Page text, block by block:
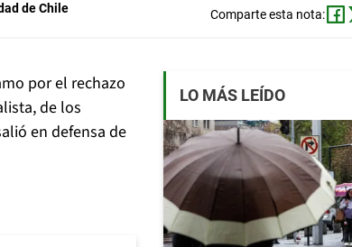
de Chile
Comparte esta nota:
por el rechazo
de los
en defensa de
LO MÁS LEÍDO